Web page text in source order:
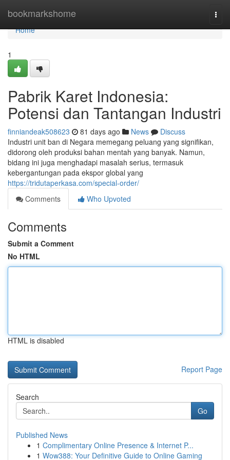
bookmarkshome
Home
Home
1
Pabrik Karet Indonesia:
Potensi dan Tantangan Industri
finniandeak508623 81 days ago News
Discuss
Industri unit ban di Negara memegang peluang yang signifikan,
didorong oleh produksi bahan mentah yang banyak. Namun,
bidang ini juga menghadapi masalah serius, termasuk
kebergantungan pada ekspor global yang
https://tridutaperkasa.com/special-order/
Comments
Who Upvoted
Comments
Submit a Comment
No HTML
HTML is disabled
Report Page
Search
Go
Published News
1 Complimentary Online Presence & Internet P...
1 Wow388: Your Definitive Guide to Online Gaming